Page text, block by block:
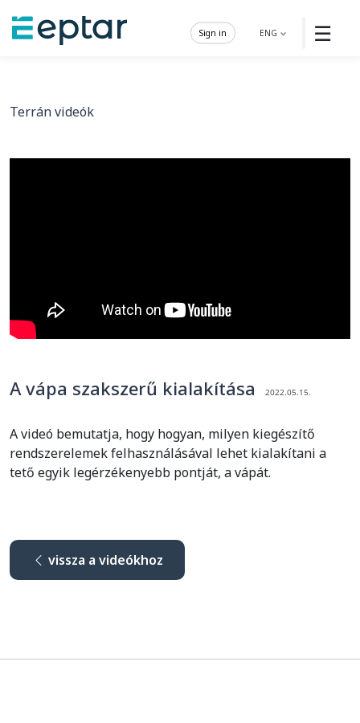
☰
ENG
Sign in
Terrán videók
A vápa szakszerű kialakítása 2022.05.15.
A videó bemutatja, hogy hogyan, milyen kiegészítő
rendszerelemek felhasználásával lehet kialakítani a
tető egyik legérzékenyebb pontját, a vápát.
vissza a videókhoz